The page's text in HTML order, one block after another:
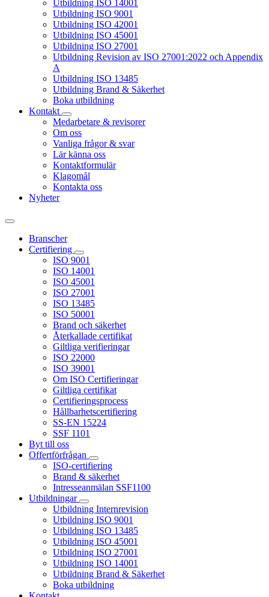
Utbildning ISO 14001
Utbildning ISO 9001
Utbildning ISO 42001
Utbildning ISO 45001
Utbildning ISO 27001
Utbildning Revision av ISO 27001:2022 och Appendix
A
Utbildning ISO 13485
Utbildning Brand & Säkerhet
Boka utbildning
Kontakt
Medarbetare & revisorer
Om oss
Vanliga frågor & svar
Lär känna oss
Kontaktformulär
Klagomål
Kontakta oss
Nyheter
Branscher
Certifiering
ISO 9001
ISO 14001
ISO 45001
ISO 27001
ISO 13485
ISO 50001
Brand och säkerhet
Återkallade certifikat
Giltliga verifieringar
ISO 22000
ISO 39001
Om ISO Certifieringar
Giltliga certifikat
Certifieringsprocess
Hållbarhetscertifiering
SS-EN 15224
SSF 1101
Byt till oss
Offertförfrågan
ISO-certifiering
Brand & säkerhet
Intresseanmälan SSF1100
Utbildningar
Utbildning Internrevision
Utbildning ISO 9001
Utbildning ISO 13485
Utbildning ISO 45001
Utbildning ISO 27001
Utbildning ISO 14001
Utbildning Brand & Säkerhet
Boka utbildning